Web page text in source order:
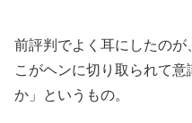
前評判でよく耳にしたのが
こがヘンに切り取られて
か」というもの。